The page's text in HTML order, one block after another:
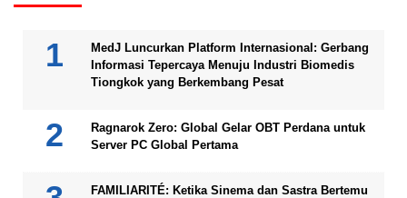
MedJ Luncurkan Platform Internasional: Gerbang
Informasi Tepercaya Menuju Industri Biomedis
Tiongkok yang Berkembang Pesat
Ragnarok Zero: Global Gelar OBT Perdana untuk
Server PC Global Pertama
FAMILIARITÉ: Ketika Sinema dan Sastra Bertemu